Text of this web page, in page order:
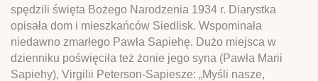
spędzili święta Bożego Narodzenia 1934 r. Diarystka
opisała dom i mieszkańców Siedlisk. Wspominała
niedawno zmarłego Pawła Sapiehę. Dużo miejsca w
dzienniku poświęciła też żonie jego syna (Pawła Marii
Sapiehy), Virgilii Peterson-Sapiesze: „Myśli nasze,